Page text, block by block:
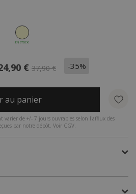
EN STOCK
€ 37,90 € -35%
au panier
varier de +/- 7 jours ouvrables selon l'afflux des
par notre dépôt. Voir CGV.